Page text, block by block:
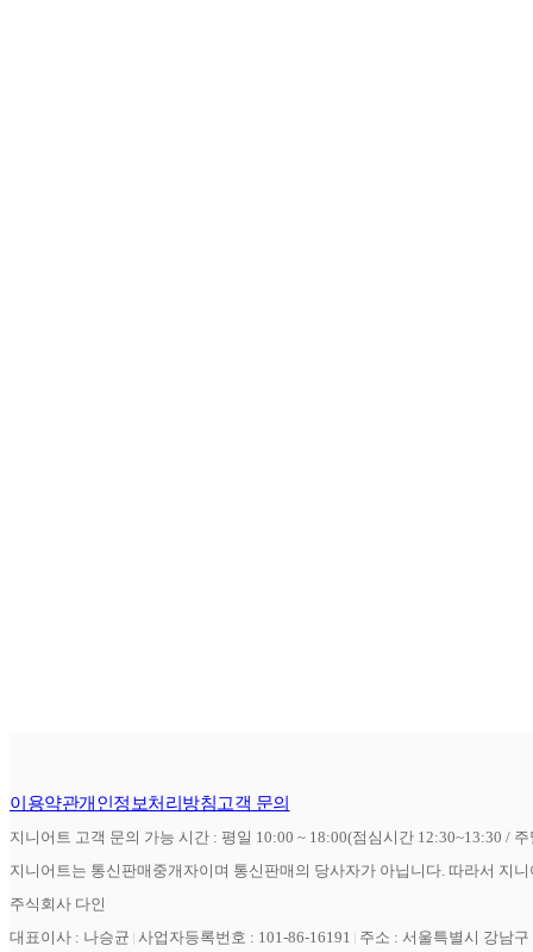
이용약관개인정보처리방침고객 문의
지니어트 고객 문의 가능 시간 : 평일 10:00 ~ 18:00(점심시간 12:30~13:30 /
지니어트는 통신판매중개자이며 통신판매의 당사자가 아닙니다. 따라서 지
주식회사 다인
대표이사 : 나승균 사업자등록번호 : 101-86-16191 주소 : 서울특별시 강남